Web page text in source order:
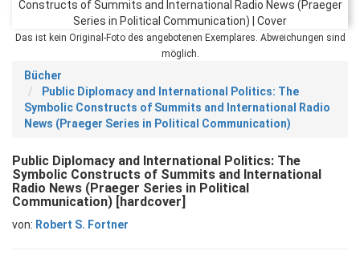
Das ist kein Original-Foto des angebotenen Exemplares. Abweichungen sind
möglich.
Bücher
Public Diplomacy and International Politics: The
Symbolic Constructs of Summits and International Radio
News (Praeger Series in Political Communication)
Public Diplomacy and International Politics: The
Symbolic Constructs of Summits and International
Radio News (Praeger Series in Political
Communication) [hardcover]
von: Robert S. Fortner